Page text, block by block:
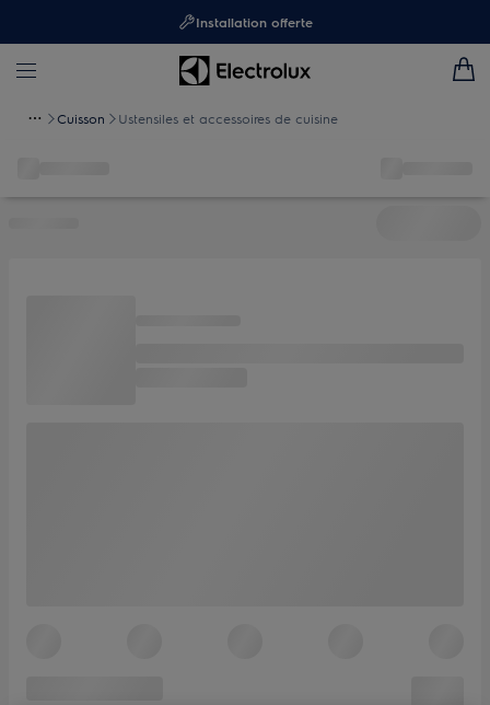
Installation offerte
Cuisson Ustensiles et accessoires de cuisine